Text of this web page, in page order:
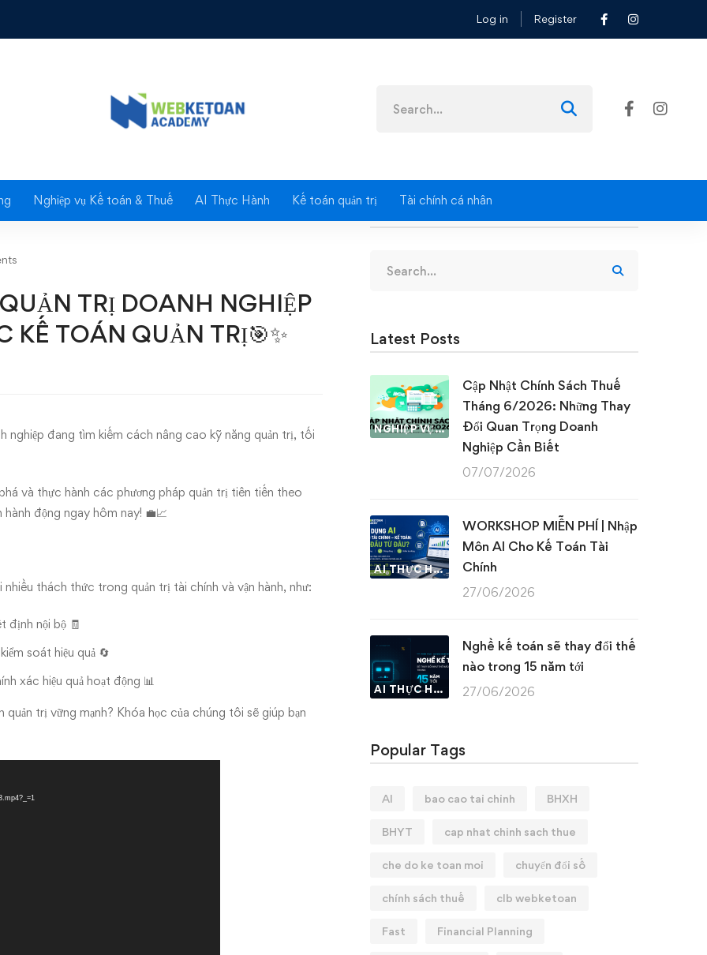
Log in Register
for:
Nghiệp vụ Kế toán & Thuế AI Thực Hành Kế toán quản trị Tài chính cá nhân
TRỊ DOANH NGHIỆP HIỆU QUẢ VỚI KHOÁ HỌC KẾ TOÁN QUẢN TRỊ🎯✨
TRỊ DOANH NGHIỆP
KẾ TOÁN QUẢN TRỊ🎯✨
nghiệp đang tìm kiếm cách nâng cao kỹ năng quản trị, tối
và thực hành các phương pháp quản trị tiên tiến theo
động ngay hôm nay! 💼📈
thách thức trong quản trị tài chính và vận hành, như:
định nội bộ 🧾
soát hiệu quả 🔄
xác hiệu quả hoạt động 📊
trị vững mạnh? Khóa học của chúng tôi sẽ giúp bạn
for:
Latest Posts
NGHIỆP VỤ KẾ TOÁN & THUẾ
Cập Nhật Chính Sách Thuế
Tháng 6/2026: Những Thay
Đổi Quan Trọng Doanh
Nghiệp Cần Biết
07/07/2026
AI THỰC HÀNH
WORKSHOP MIỄN PHÍ | Nhập
Môn AI Cho Kế Toán Tài
Chính
27/06/2026
AI THỰC HÀNH
Nghề kế toán sẽ thay đổi thế
nào trong 15 năm tới
27/06/2026
Popular Tags
AI bao cao tai chinh BHXH
BHYT cap nhat chinh sach thue
che do ke toan moi chuyển đổi số
chính sách thuế clb webketoan
Fast Financial Planning